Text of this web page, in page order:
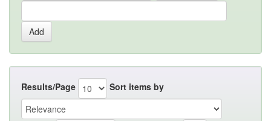
Results/Page Sort items by